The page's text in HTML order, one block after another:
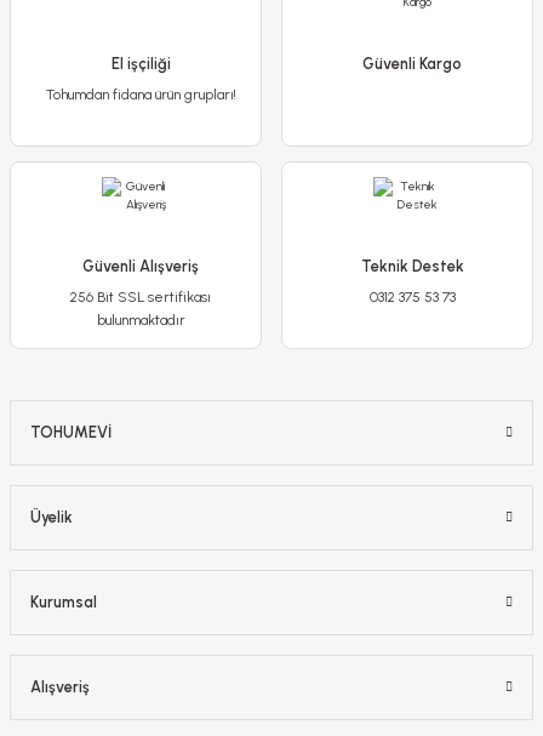
Detaylı İncele
Sepete Ekle
Çalı Biberiye Fidanı – Rosmarinus Officinalis
300,00 TL
250,00 TL
El işçiliği
Tohumdan fidana ürün grupları!
Güvenli Kargo
Güvenli Alışveriş
256 Bit SSL sertifikası
bulunmaktadır
Teknik Destek
0312 375 53 73
TOHUMEVİ
Üyelik
Kurumsal
Alışveriş